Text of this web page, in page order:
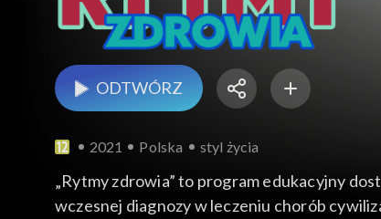
ODTWÓRZ
2021 Polska styl życia
„Rytmy zdrowia” to program edukacyjny
wczesnej diagnozy w leczeniu chorób